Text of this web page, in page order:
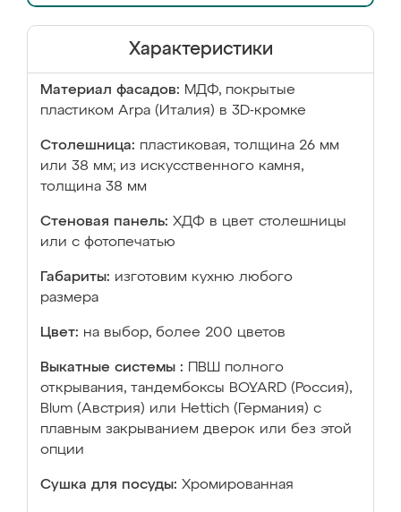
Характеристики
Материал фасадов: МДФ, покрытые
пластиком Arpa (Италия) в 3D-кромке
Столешница: пластиковая, толщина 26 мм
или 38 мм; из искусственного камня,
толщина 38 мм
Стеновая панель: ХДФ в цвет столешницы
или с фотопечатью
Габариты: изготовим кухню любого
размера
Цвет: на выбор, более 200 цветов
Выкатные системы :
ПВШ полного
открывания, тандембоксы BOYARD (Россия),
Blum (Австрия) или Hettich (Германия) с
плавным закрыванием дверок или без этой
опции
Сушка для посуды: Хромированная